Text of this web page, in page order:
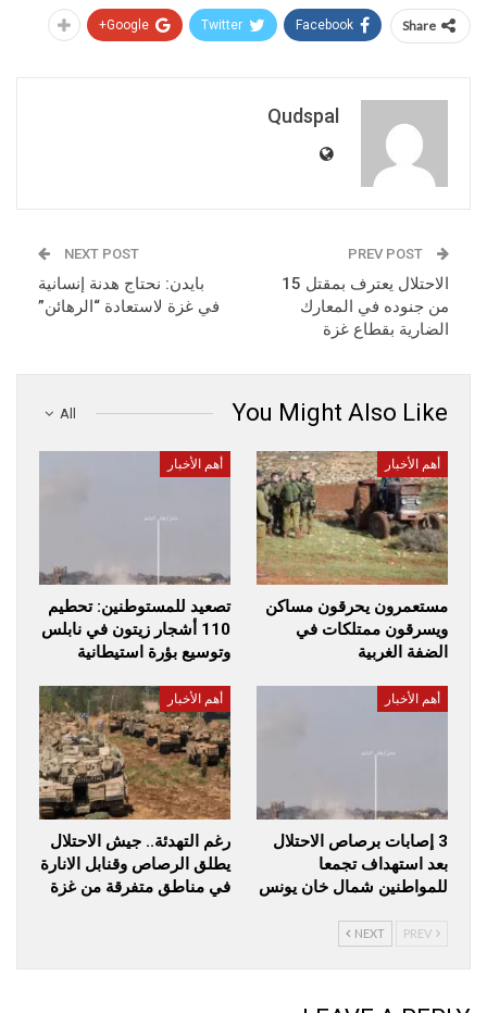
Share
Facebook
Twitter
Google+
Qudspal
الاحتلال يعترف بمقتل 15
من جنوده في المعارك
الضارية بقطاع غزة
NEXT POST
بايدن: نحتاج هدنة إنسانية
في غزة لاستعادة “الرهائن”
All You Might Also Like
أهم الأخبار
مستعمرون يحرقون مساكن
ويسرقون ممتلكات في
الضفة الغربية
أهم الأخبار
تصعيد للمستوطنين: تحطيم
110 أشجار زيتون في نابلس
وتوسيع بؤرة استيطانية
أهم الأخبار
3 إصابات برصاص الاحتلال
بعد استهداف تجمعا
للمواطنين شمال خان يونس
أهم الأخبار
رغم التهدئة.. جيش الاحتلال
يطلق الرصاص وقنابل الانارة
في مناطق متفرقة من غزة
NEXT